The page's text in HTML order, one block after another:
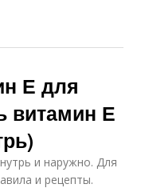
Е для
витамин Е
и наружно. Для
и рецепты.